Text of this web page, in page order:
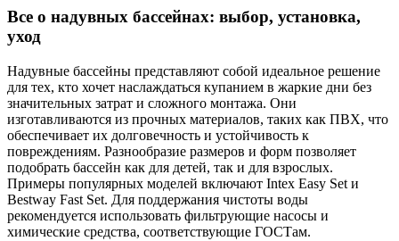
Все о надувных бассейнах: выбор, установка,
уход
Надувные бассейны представляют собой идеальное решение
для тех, кто хочет наслаждаться купанием в жаркие дни без
значительных затрат и сложного монтажа. Они
изготавливаются из прочных материалов, таких как ПВХ, что
обеспечивает их долговечность и устойчивость к
повреждениям. Разнообразие размеров и форм позволяет
подобрать бассейн как для детей, так и для взрослых.
Примеры популярных моделей включают Intex Easy Set и
Bestway Fast Set. Для поддержания чистоты воды
рекомендуется использовать фильтрующие насосы и
химические средства, соответствующие ГОСТам.